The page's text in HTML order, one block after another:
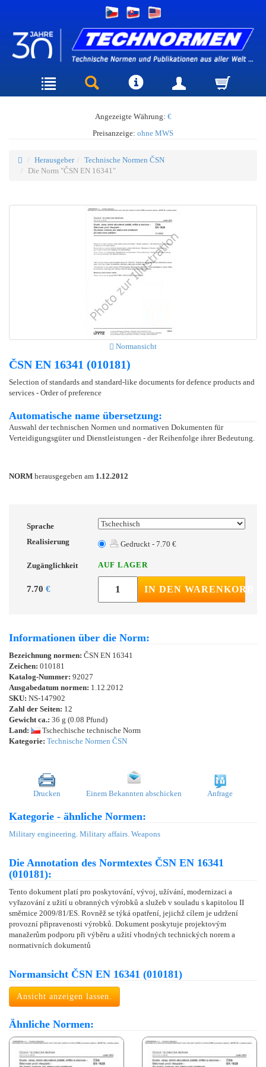
Angezeigte Währung: €
Preisanzeige: ohne MWS
Herausgeber
Technische Normen ČSN
Die Norm "ČSN EN 16341"
Normansicht
ČSN EN 16341 (010181)
Selection of standards and standard-like documents for defence products and
services - Order of preference
Automatische name übersetzung:
Auswahl der technischen Normen und normativen Dokumenten für
Verteidigungsgüter und Dienstleistungen - der Reihenfolge ihrer Bedeutung.
NORM herausgegeben am 1.12.2012
Sprache
Realisierung
Gedruckt - 7.70 €
Zugänglichkeit AUF LAGER
7.70 € IN DEN WARENKORB
Informationen über die Norm:
Bezeichnung normen: ČSN EN 16341
Zeichen: 010181
Katalog-Nummer: 92027
Ausgabedatum normen: 1.12.2012
SKU: NS-147902
Zahl der Seiten: 12
Gewicht ca.: 36 g (0.08 Pfund)
Land:
Tschechische technische Norm
Kategorie: Technische Normen ČSN
Drucken Einem Bekannten abschicken Anfrage
Kategorie - ähnliche Normen:
Military engineering. Military affairs. Weapons
Die Annotation des Normtextes ČSN EN 16341
(010181):
Tento dokument platí pro poskytování, vývoj, užívání, modernizaci a
vyřazování z užití u obranných výrobků a služeb v souladu s kapitolou II
směrnice 2009/81/ES. Rovněž se týká opatření, jejichž cílem je udržení
provozní připravenosti výrobků. Dokument poskytuje projektovým
manažerům podporu při výběru a užití vhodných technických norem a
normativních dokumentů
Normansicht ČSN EN 16341 (010181)
Ansicht anzeigen lassen.
Ähnliche Normen: